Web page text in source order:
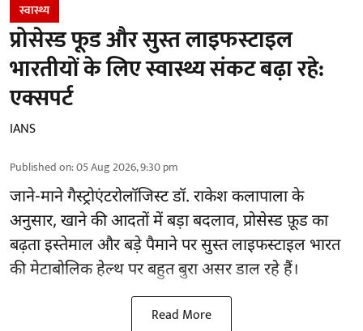
स्वास्थ्य
प्रोसेस्ड फूड और सुस्त लाइफस्टाइल
भारतीयों के लिए स्वास्थ्य संकट बढ़ा रहे:
एक्सपर्ट
IANS
Published on:05 Aug 2026, 9:30 pm
जाने-माने गैस्ट्रोएंटरोलॉजिस्ट डॉ. राकेश कलापाला के
अनुसार, खाने की आदतोंमें बड़ा बदलाव, प्रोसेस्ड फ़ूड का
बढ़ता इस्तेमाल और बड़े पैमाने पर सुस्त लाइफस्टाइल भारत
की मेटाबोलिक हेल्थ पर बहुत बुरा असर डाल रहे हैं।
Read More